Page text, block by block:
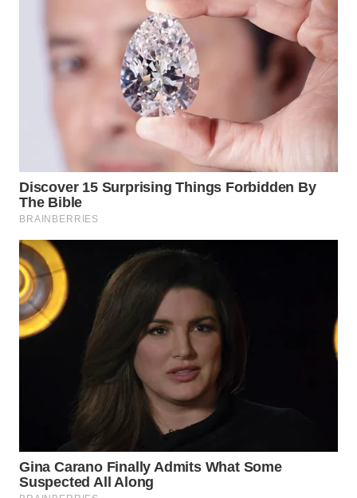
WN
TAPANULI
SAMOSIR
WN
PADANG
LAWAS
WN
SUMEDANG
WN
CIANJUR
TANGERANG